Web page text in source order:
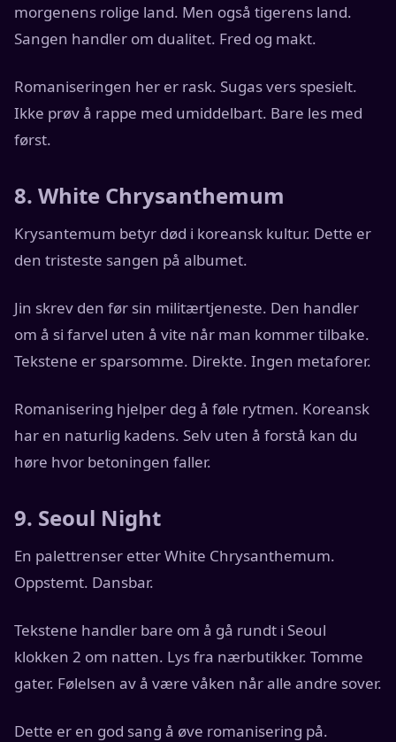
morgenens rolige land. Men også tigerens land.
Sangen handler om dualitet. Fred og makt.
Romaniseringen her er rask. Sugas vers spesielt.
Ikke prøv å rappe med umiddelbart. Bare les med
først.
8. White Chrysanthemum
Krysantemum betyr død i koreansk kultur. Dette er
den tristeste sangen på albumet.
Jin skrev den før sin militærtjeneste. Den handler
om å si farvel uten å vite når man kommer tilbake.
Tekstene er sparsomme. Direkte. Ingen metaforer.
Romanisering hjelper deg å føle rytmen. Koreansk
har en naturlig kadens. Selv uten å forstå kan du
høre hvor betoningen faller.
9. Seoul Night
En palettrenser etter White Chrysanthemum.
Oppstemt. Dansbar.
Tekstene handler bare om å gå rundt i Seoul
klokken 2 om natten. Lys fra nærbutikker. Tomme
gater. Følelsen av å være våken når alle andre sover.
Dette er en god sang å øve romanisering på.